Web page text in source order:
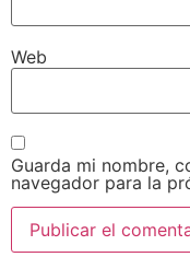
Web
Guarda mi nombre,
navegador para la